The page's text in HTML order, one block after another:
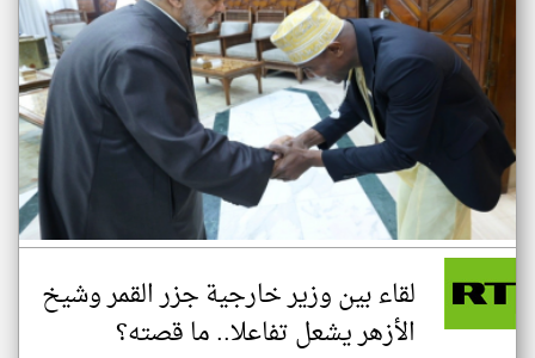
لقاء بين وزير خارجية جزر القمر وشيخ
الأزهر يشعل تفاعلا.. ما قصته؟